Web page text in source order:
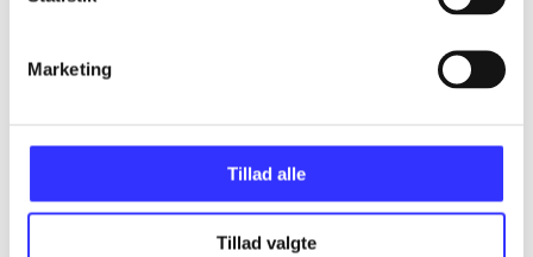
Marketing
Tillad alle
Tillad valgte